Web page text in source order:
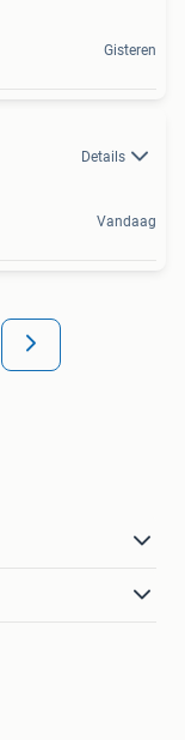
Gisteren
Details
Vandaag